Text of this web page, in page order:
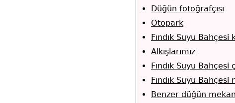
Düğün fotoğrafçısı
Otopark
Fındık Suyu
Alkışlarımız
Fındık Suyu
Fındık Suyu
Benzer düğün